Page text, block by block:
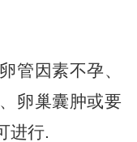
因素不孕、
卵巢囊肿或要
进行.